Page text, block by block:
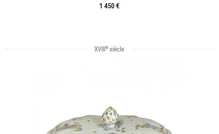
1 450 €
XVIIIe siècle